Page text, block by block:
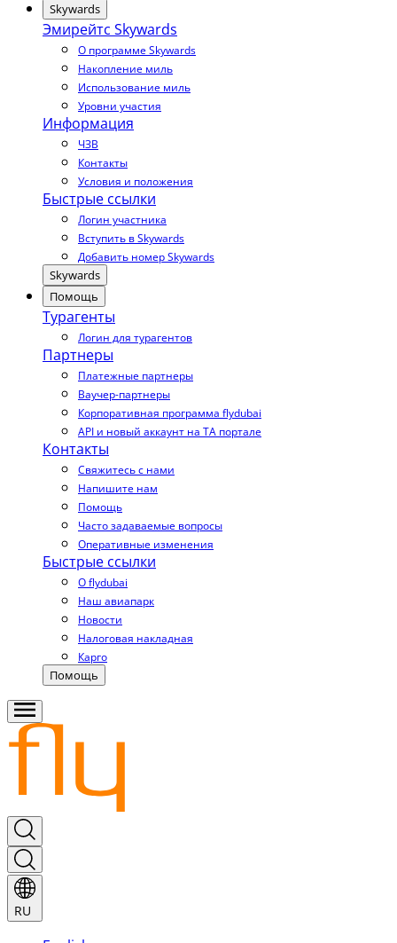
Skywards
Эмирейтс Skywards
О программе Skywards
Накопление миль
Использование миль
Уровни участия
Информация
ЧЗВ
Контакты
Условия и положения
Быстрые ссылки
Логин участника
Вступить в Skywards
Добавить номер Skywards
Skywards
Помощь
Турагенты
Логин для турагентов
Партнеры
Платежные партнеры
Ваучер-партнеры
Корпоративная программа flydubai
API и новый аккаунт на TA портале
Контакты
Свяжитесь с нами
Напишите нам
Помощь
Часто задаваемые вопросы
Оперативные изменения
Быстрые ссылки
О flydubai
Наш авиапарк
Новости
Налоговая накладная
Карго
Помощь
RU